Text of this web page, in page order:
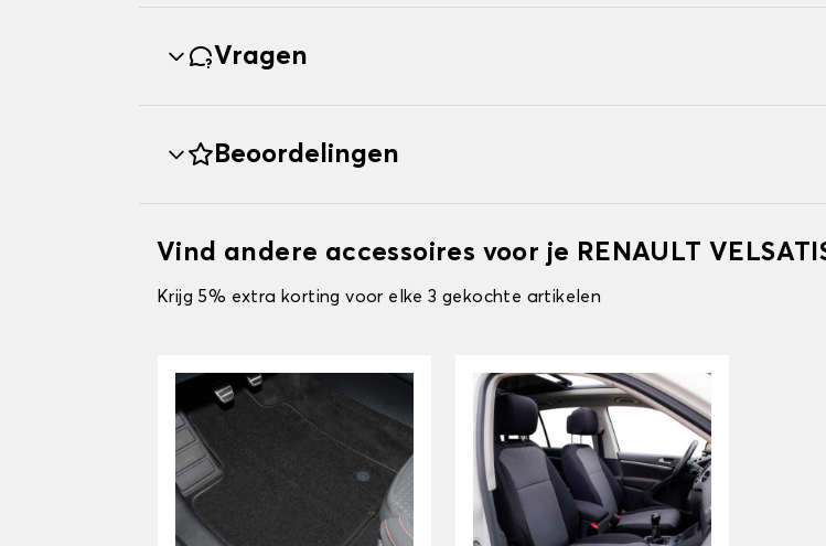
Vragen
Beoordelingen
Vind andere accessoires voor je RENAULT
Krijg 5% extra korting voor elke 3 gekochte artikelen